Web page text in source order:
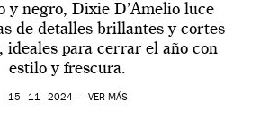
y negro, Dixie D’Amelio luce
de detalles brillantes y cortes
ideales para cerrar el año con
estilo y frescura.
15 - 11 - 2024 — VER MÁS